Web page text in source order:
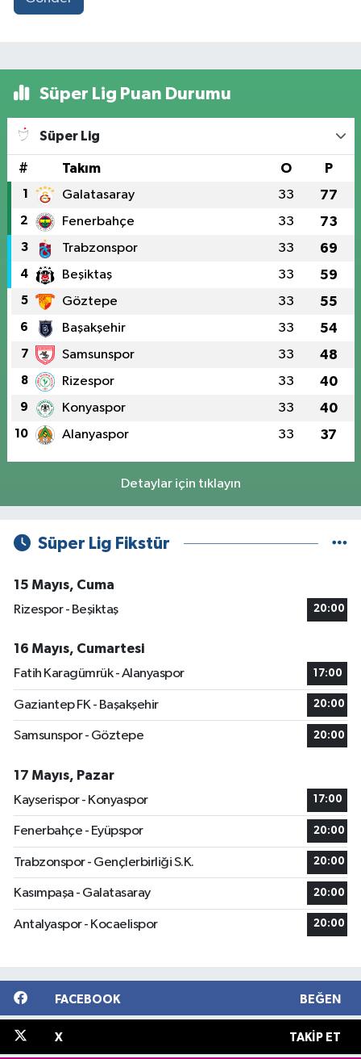
Süper Lig Puan Durumu
Süper Lig
# Takım O P
1 Galatasaray 33 77
2 Fenerbahçe 33 73
3 Trabzonspor 33 69
4 Beşiktaş 33 59
5 Göztepe 33 55
6 Başakşehir 33 54
7 Samsunspor 33 48
8 Rizespor 33 40
9 Konyaspor 33 40
10 Alanyaspor 33 37
Detaylar için tıklayın
Süper Lig Fikstür
15 Mayıs, Cuma
Rizespor - Beşiktaş
20:00
16 Mayıs, Cumartesi
Fatih Karagümrük - Alanyaspor
17:00
Gaziantep FK - Başakşehir 20:00
Samsunspor - Göztepe 20:00
17 Mayıs, Pazar
Kayserispor - Konyaspor
17:00
Fenerbahçe - Eyüpspor 20:00
Trabzonspor - Gençlerbirliği S.K. 20:00
Kasımpaşa - Galatasaray 20:00
Antalyaspor - Kocaelispor 20:00
FACEBOOK BEĞEN
X TAKIP ET